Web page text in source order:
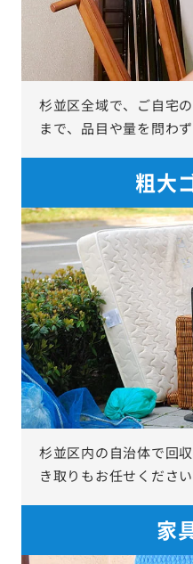
杉並区全域で、ご自宅
まで、品目や量を問わ
粗大
杉並区内の自治体で回
き取りもお任せください
家